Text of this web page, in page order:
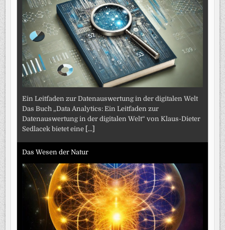
Ein Leitfaden zur Datenauswertung in der digitalen Welt
Das Buch „Data Analytics: Ein Leitfaden zur
Datenauswertung in der digitalen Welt“ von Klaus-Dieter
Sedlacek bietet eine [...]
Das Wesen der Natur